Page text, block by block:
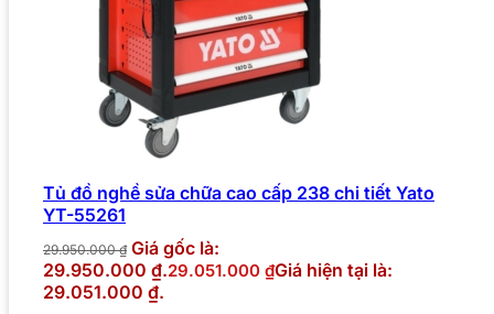
Tủ đồ nghề sửa chữa cao cấp 238 chi tiết Yato
YT-55261
29.950.000₫ Giá gốc là:
29.950.000 ₫.29.051.000 ₫Giá hiện tại là:
29.051.000 ₫.